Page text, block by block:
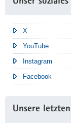
X
YouTube
Instagram
Facebook
Unsere